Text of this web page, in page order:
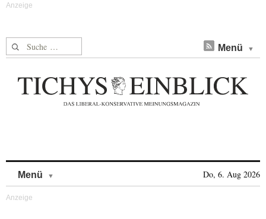
Suche nach: Menü
Menü Do, 6. Aug 2026